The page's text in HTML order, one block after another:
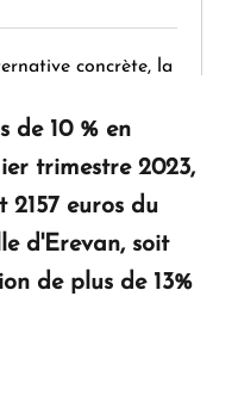
concrète, la
résilience et d'avenir
d'Arménie
de 10 % en
trimestre 2023,
2157 euros du
d'Erevan, soit
de plus de 13%